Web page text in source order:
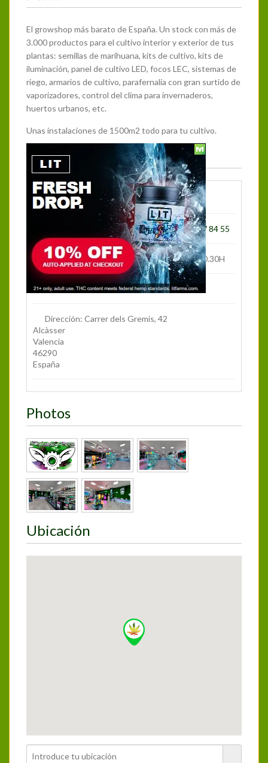
El growshop más barato de España. Un stock con más de
3.000 productos para el cultivo interior y exterior de tus
plantas: semillas de marihuana, kits de cultivo, kits de
iluminación, panel de cultivo LED, focos LEC, sistemas de
riego, armarios de cultivo, parafernalia con gran surtido de
vaporizadores, control del clima para invernaderos,
huertos urbanos, etc.
Unas instalaciones de 1500m2 todo para tu cultivo.
Más Información
web
(+34) 96 123 14 95 - (+34) 674 37 84 55
Horario:Mañana de 10.30 a 14.00H - 17.00 a 20.30H
Solicitar información
Dirección:Carrer dels Gremis, 42
Alcàsser
Valencia
46290
España
Photos
Ubicación